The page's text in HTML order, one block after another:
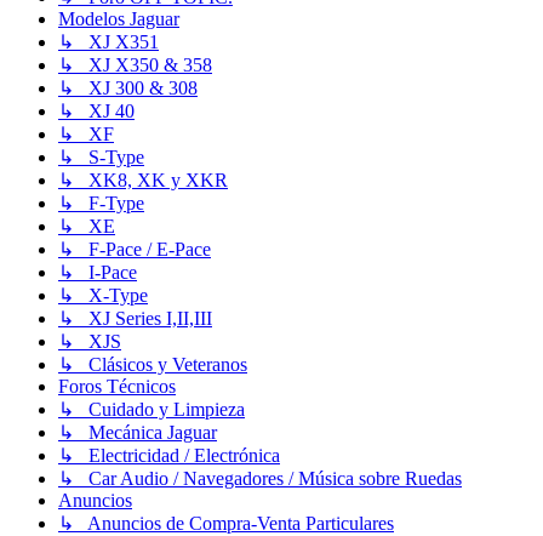
Modelos Jaguar
↳ XJ X351
↳ XJ X350 & 358
↳ XJ 300 & 308
↳ XJ 40
↳ XF
↳ S-Type
↳ XK8, XK y XKR
↳ F-Type
↳ XE
↳ F-Pace / E-Pace
↳ I-Pace
↳ X-Type
↳ XJ Series I,II,III
↳ XJS
↳ Clásicos y Veteranos
Foros Técnicos
↳ Cuidado y Limpieza
↳ Mecánica Jaguar
↳ Electricidad / Electrónica
↳ Car Audio / Navegadores / Música sobre Ruedas
Anuncios
↳ Anuncios de Compra-Venta Particulares